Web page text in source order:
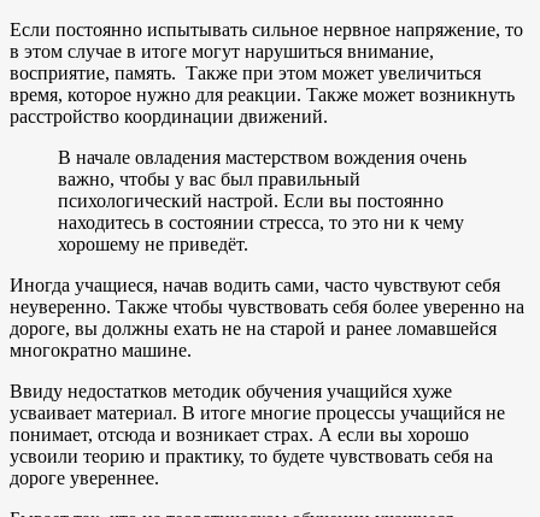
Если постоянно испытывать сильное нервное напряжение, то
в этом случае в итоге могут нарушиться внимание,
восприятие, память. Также при этом может увеличиться
время, которое нужно для реакции. Также может возникнуть
расстройство координации движений.
В начале овладения мастерством вождения очень
важно, чтобы у вас был правильный
психологический настрой. Если вы постоянно
находитесь в состоянии стресса, то это ни к чему
хорошему не приведёт.
Иногда учащиеся, начав водить сами, часто чувствуют себя
неуверенно. Также чтобы чувствовать себя более уверенно на
дороге, вы должны ехать не на старой и ранее ломавшейся
многократно машине.
Ввиду недостатков методик обучения учащийся хуже
усваивает материал. В итоге многие процессы учащийся не
понимает, отсюда и возникает страх. А если вы хорошо
усвоили теорию и практику, то будете чувствовать себя на
дороге увереннее.